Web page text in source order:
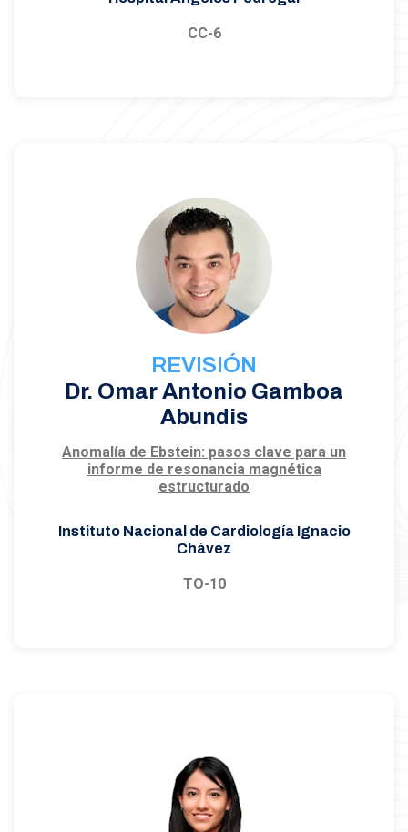
CC-6
REVISIÓN
Dr. Omar Antonio Gamboa
Abundis
Anomalía de Ebstein: pasos clave para un
informe de resonancia magnética
estructurado
Instituto Nacional de Cardiología Ignacio
Chávez
TO-10